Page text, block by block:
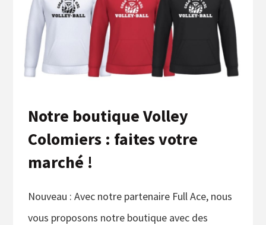
Notre boutique Volley
Colomiers : faites votre
marché !
Nouveau : Avec notre partenaire Full Ace, nous
vous proposons notre boutique avec des